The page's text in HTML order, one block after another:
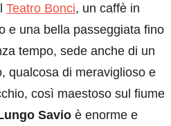
Teatro Bonci, un caffè in
e una bella passeggiata fino
tempo, sede anche di un
qualcosa di meraviglioso e
così maestoso sul fiume
Savio è enorme e